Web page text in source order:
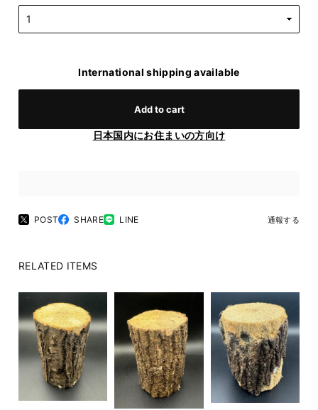
International shipping available
Add to cart
日本国内にお住まいの方向け
POST SHARE LINE 通報する
RELATED ITEMS